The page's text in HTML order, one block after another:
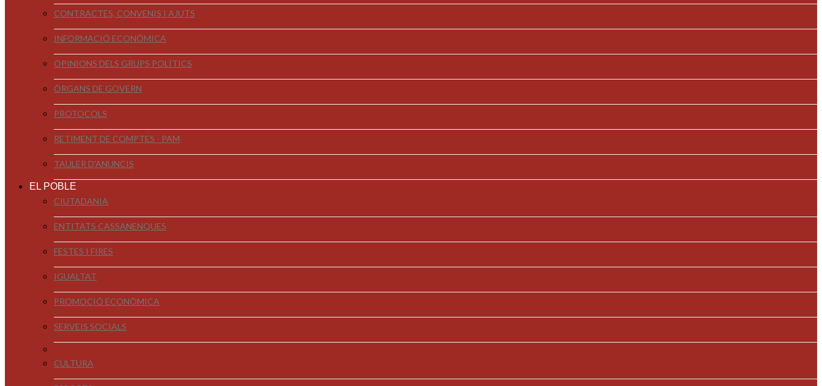
CONTRACTES, CONVENIS I AJUTS
INFORMACIÓ ECONÒMICA
OPINIONS DELS GRUPS POLÍTICS
ÒRGANS DE GOVERN
PROTOCOLS
RETIMENT DE COMPTES - PAM
TAULER D'ANUNCIS
EL POBLE
CIUTADANIA
ENTITATS CASSANENQUES
FESTES I FIRES
IGUALTAT
PROMOCIÓ ECONÒMICA
SERVEIS SOCIALS
CULTURA